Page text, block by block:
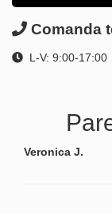
Comanda
L-V: 9:00-17:00
Veronica J.